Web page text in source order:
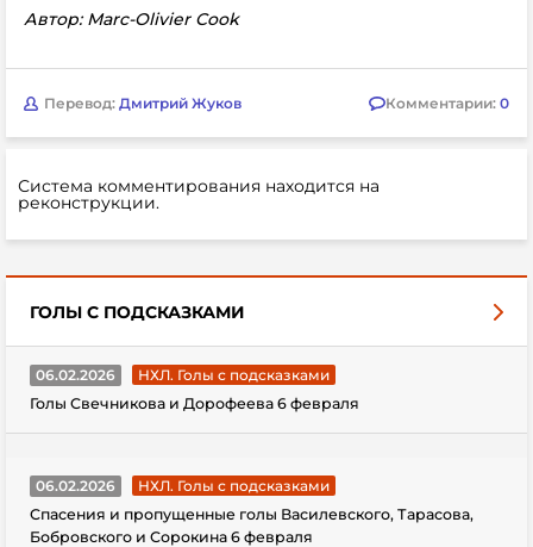
Автор: Marc-Olivier Cook
Перевод: Дмитрий Жуков Комментарии: 0
Система комментирования находится на
реконструкции.
ГОЛЫ С ПОДСКАЗКАМИ
06.02.2026
НХЛ. Голы с подсказками
Голы Свечникова и Дорофеева 6 февраля
06.02.2026
НХЛ. Голы с подсказками
Спасения и пропущенные голы Василевского, Тарасова,
Бобровского и Сорокина 6 февраля